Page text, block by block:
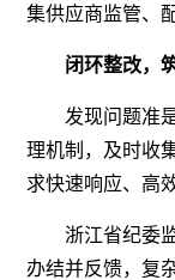
集供应商监管、
闭环整改，
发现问题准
理机制，及时收
求快速响应、高
浙江省纪委
办结并反馈，复